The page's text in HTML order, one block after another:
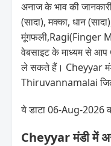
अनाज के भाव की
(सादा), मक्का, धान
मूंगफली,Ragi(Finger
वेबसाइट के माध्यम से आप
ले सकते हैं। Cheyyar
Thiruvannamalai
ये डाटा 06-Aug-2026
Cheyyar मंडी में